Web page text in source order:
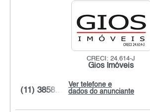
CRECI: 24.614-J
Gios Imóveis
Ver telefone e
dados do anunciante
(11) 3858...